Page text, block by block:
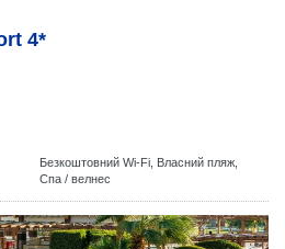
4*
Безкоштовний Wi-Fi, Власний пляж,
Спа / велнес